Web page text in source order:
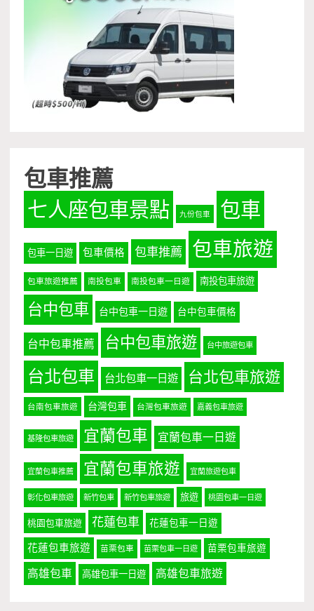
包車推薦
七人座包車景點 九份包車 包車
包車一日遊 包車價格 包車推薦 包車旅遊
包車旅遊推薦 南投包車 南投包車一日遊 南投包車旅遊
台中包車 台中包車一日遊 台中包車價格
台中包車推薦 台中包車旅遊 台中旅遊包車
台北包車 台北包車一日遊 台北包車旅遊
台南包車旅遊 台灣包車 台灣包車旅遊 嘉義包車旅遊
基隆包車旅遊 宜蘭包車 宜蘭包車一日遊
宜蘭包車推薦 宜蘭包車旅遊 宜蘭旅遊包車
彰化包車旅遊 新竹包車 新竹包車旅遊 旅遊 桃園包車一日遊
桃園包車旅遊 花蓮包車 花蓮包車一日遊
花蓮包車旅遊 苗栗包車 苗栗包車一日遊 苗栗包車旅遊
高雄包車 高雄包車一日遊 高雄包車旅遊